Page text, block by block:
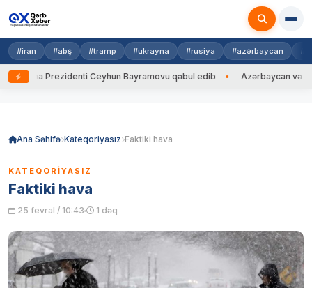
#iran #abş #tramp #ukrayna #rusiya #azərbaycan
Prezidenti Ceyhun Bayramovu qəbul edib Azərbaycan və
Ana Səhifə Kateqoriyasız Faktiki hava
KATEQORIYASIZ
Faktiki hava
25 fevral / 10:43 1 dəq